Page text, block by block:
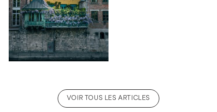
VOIR TOUS LES ARTICLES